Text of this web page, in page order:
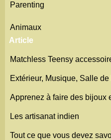
Parenting
Animaux
Article
Matchless Teensy
Extérieur, Musique, Salle
Apprenez à faire des bijoux
Les artisanat indien
Tout ce que vous devez